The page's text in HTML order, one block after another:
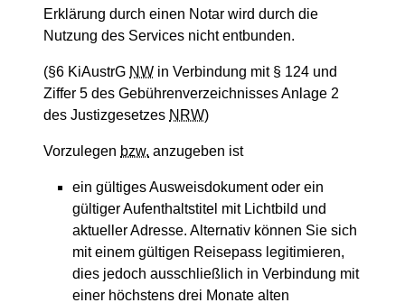
Erklärung durch einen Notar wird durch die
Nutzung des Services nicht entbunden.
(§6 KiAustrG NW in Verbindung mit § 124 und
Ziffer 5 des Gebührenverzeichnisses Anlage 2
des Justizgesetzes NRW)
Vorzulegen bzw. anzugeben ist
ein gültiges Ausweisdokument oder ein
gültiger Aufenthaltstitel mit Lichtbild und
aktueller Adresse. Alternativ können Sie sich
mit einem gültigen Reisepass legitimieren,
dies jedoch ausschließlich in Verbindung mit
einer höchstens drei Monate alten